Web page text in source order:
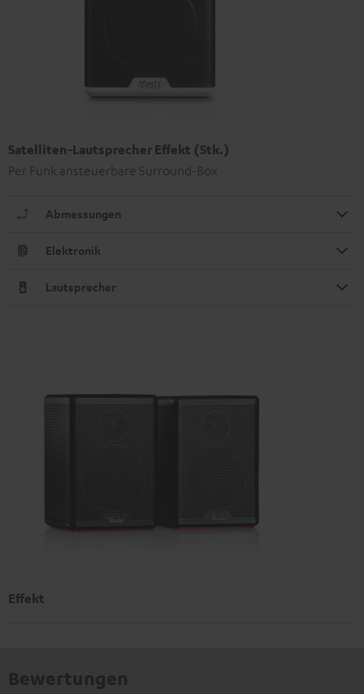
Satelliten-Lautsprecher Effekt (Stk.)
Per Funk ansteuerbare Surround-Box
Abmessungen
Elektronik
Lautsprecher
Effekt